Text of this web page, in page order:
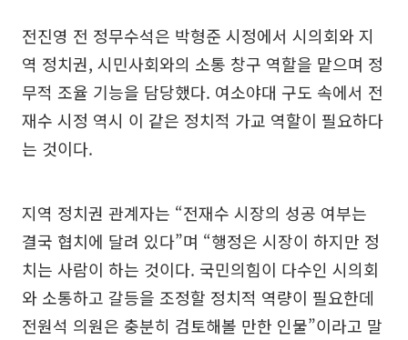
전진영 전 정무수석은 박형준 시정에서 시의회와 지
역 정치권, 시민사회와의 소통 창구 역할을 맡으며 정
무적 조율 기능을 담당했다. 여소야대 구도 속에서 전
재수 시정 역시 이 같은 정치적 가교 역할이 필요하다
는 것이다.
지역 정치권 관계자는 “전재수 시장의 성공 여부는
결국 협치에 달려 있다”며 “행정은 시장이 하지만 정
치는 사람이 하는 것이다. 국민의힘이 다수인 시의회
와 소통하고 갈등을 조정할 정치적 역량이 필요한데
전원석 의원은 충분히 검토해볼 만한 인물”이라고 말